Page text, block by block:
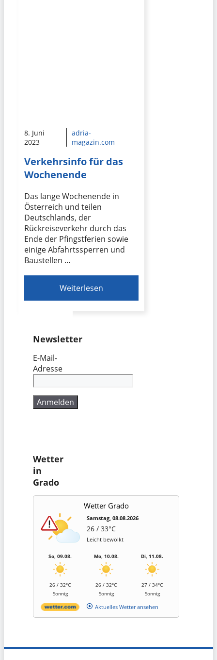
8. Juni
2023
adria-
magazin.com
Verkehrsinfo für das
Wochenende
Das lange Wochenende in
Österreich und teilen
Deutschlands, der
Rückreiseverkehr durch das
Ende der Pfingstferien sowie
einige Abfahrtssperren und
Baustellen …
Weiterlesen
Newsletter
E-Mail-
Adresse
Wetter
in
Grado
Wetter Grado
Samstag, 08.08.2026
26 / 33°C
Leicht bewölkt
So, 09.08.
26 / 32°C
Sonnig
Mo, 10.08.
26 / 32°C
Sonnig
Di, 11.08.
27 / 34°C
Sonnig
Aktuelles Wetter ansehen